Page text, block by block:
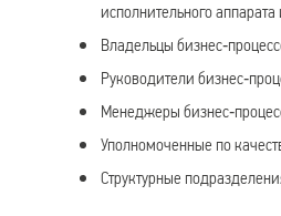
исполнительного
Владельцы
Руководители
Менеджеры
Уполномоченные по
Структурные